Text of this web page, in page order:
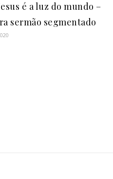
é a luz do mundo –
sermão segmentado